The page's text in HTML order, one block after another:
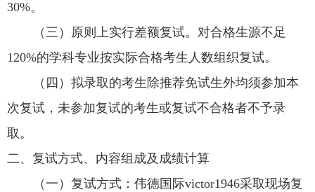
30%。
（三）原则上实行差额复试。对合格生源不足
120%的学科专业按实际合格考生人数组织复试。
（四）拟录取的考生除推荐免试生外均须参加本
次复试，未参加复试的考生或复试不合格者不予录
取。
二、复试方式、内容组成及成绩计算
（一）复试方式：伟德国际victor1946采取现场复